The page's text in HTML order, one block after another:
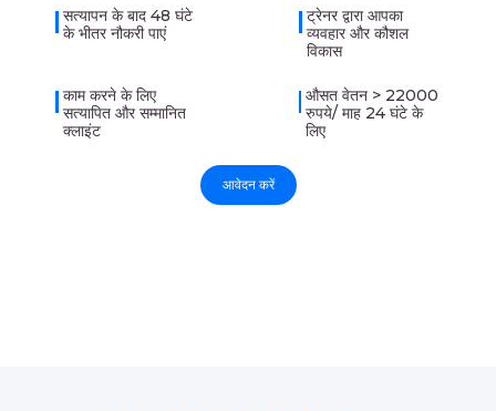
सत्यापन के बाद 48 घंटे
के भीतर नौकरी पाएं
ट्रेनर द्वारा आपका
व्यवहार और कौशल
विकास
काम करने के लिए
सत्यापित और सम्मानित
क्लाइंट
औसत वेतन > 22000
रुपये/ माह 24 घंटे के
लिए
आवेदन करें